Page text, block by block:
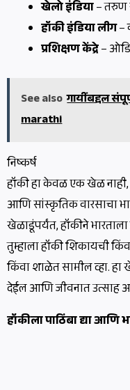
खेलो इंडिया– तरुण
हॉकी इंडिया लीग–
प्रशिक्षण केंद्रे–
See also गायींबद्दल
marathi
निष्कर्ष
हॉकी हा केवळ एक खेळ नाही,
आणि सांस्कृतिक वारसाचा
खेळाडूंपर्यंत, हॉकीने
तुम्हाला हॉकी शिकायची
किंवा शाळेत सामील व्हा. हा
देईल आणि जीवनात
हॉकीला पाठिंबा द्या आणि